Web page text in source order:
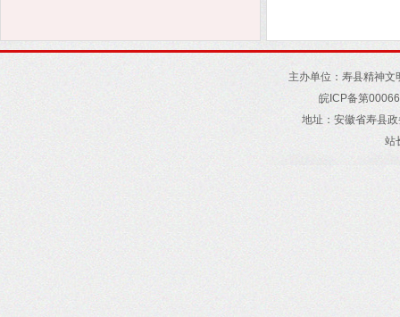
主办单位：寿县精神
皖ICP备第
地址 ： 安徽省寿县
站